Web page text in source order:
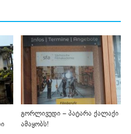
გორლივუდი – პატარა ქალაქი
ამაყობს!